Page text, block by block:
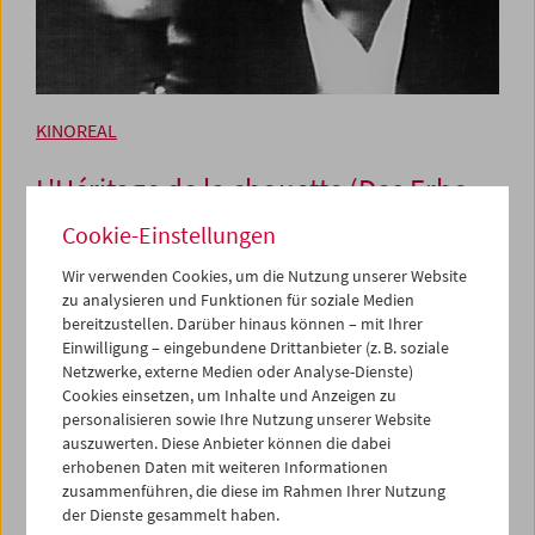
KINOREAL
L'Héritage de la chouette (Das Erbe
der Eule)
Claude Carrière Erzähler: André Dussollier. 1987–89,
DCP (von 16mm), Farbe, 338 min. Französisch mit engl.
1987 gedreht und 1989 gesendet, verschwand Chris
Markers beinahe mythische SerieL'Héritage de la
chouette(zumindest auf legalen Wegen) komplett von der
Bildfläche. In seinem dreizehnteiligen Magnum Opus
erforscht er den Einfluss der griechischen Kultur auf die
zeitgenössische Gesellschaft. Der dokumentarische Essay
Cookie-Einstellungen
Wir verwenden Cookies, um die Nutzung unserer Website
zu analysieren und Funktionen für soziale Medien
bereitzustellen. Darüber hinaus können – mit Ihrer
Einwilligung – eingebundene Drittanbieter (z. B. soziale
Netzwerke, externe Medien oder Analyse-Dienste)
Cookies einsetzen, um Inhalte und Anzeigen zu
personalisieren sowie Ihre Nutzung unserer Website
auszuwerten. Diese Anbieter können die dabei
erhobenen Daten mit weiteren Informationen
zusammenführen, die diese im Rahmen Ihrer Nutzung
der Dienste gesammelt haben.